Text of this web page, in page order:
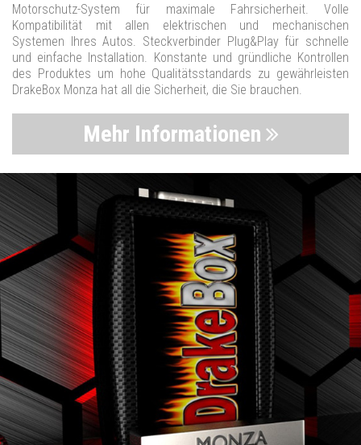
Motorschutz-System für maximale Fahrsicherheit. Volle
Kompatibilität mit allen elektrischen und mechanischen
Systemen Ihres Autos. Steckverbinder Plug&Play für schnelle
und einfache Installation. Konstante und gründliche Kontrollen
des Produktes um hohe Qualitätsstandards zu gewährleisten
DrakeBox Monza hat all die Sicherheit, die Sie brauchen.
Mehr Informationen